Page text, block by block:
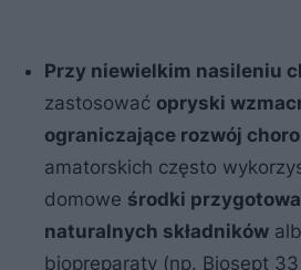
Przy niewielkim nasileniu
zastosować opryski
ograniczające rozwój
amatorskich często
domowe środki
naturalnych składników
biopreparaty (np. Biosept 33